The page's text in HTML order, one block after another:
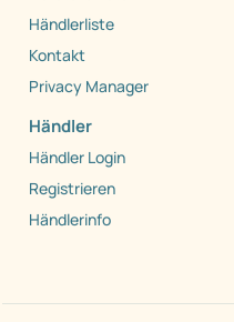
Händlerliste
Kontakt
Privacy Manager
Händler
Händler Login
Registrieren
Händlerinfo